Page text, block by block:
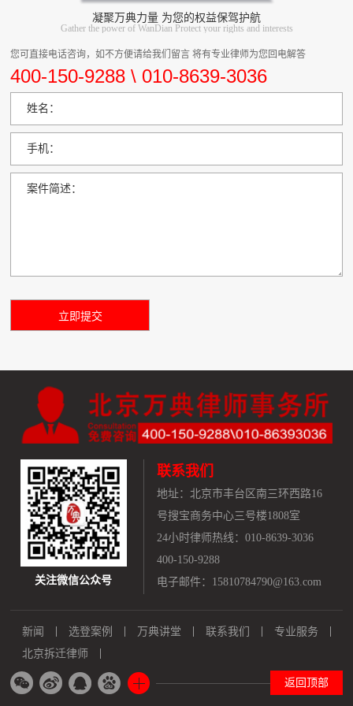
凝聚万典力量 为您的权益保驾护航
Gather the power of WanDian Protect your rights and interests
您可直接电话咨询，如不方便请给我们留言 将有专业律师为您回电解答
400-150-9288 \ 010-8639-3036
姓名：
手机：
案件简述：
关注微信公众号
联系我们
地址： 北京市丰台区南三环西路16
号搜宝商务中心三号楼1808室
24小时律师热线：010-8639-3036
400-150-9288
电子邮件：15810784790@163.com
新闻 选登案例 万典讲堂 联系我们
专业服务
北京拆迁律师
返回顶部